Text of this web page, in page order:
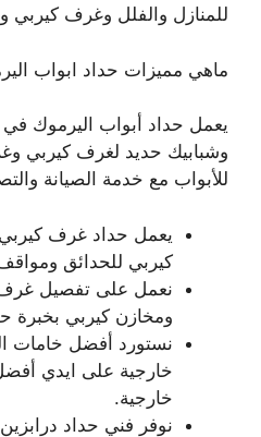
للمنازل والفلل وغرف
ماهي مميزات حداد ابواب
يعمل حداد أبواب اليرموك
وشبابيك حديد لغرف كيربي
للأبواب مع خدمة الصيانة
يعمل حداد غرف
كيربي للحدائق
نعمل على تفصيل
ومخازن كيربي بخبرة
نستورد أفضل خامات
خارجية على ايدي
خارجية.
نوفر فني حداد